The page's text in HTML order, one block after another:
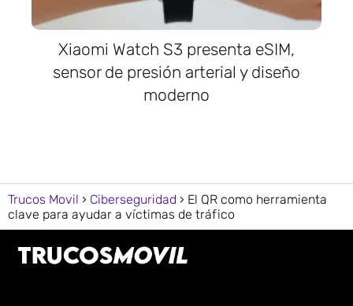
Xiaomi Watch S3 presenta eSIM,
sensor de presión arterial y diseño
moderno
Trucos Movil Ciberseguridad
El QR como herramienta
clave para ayudar a víctimas de tráfico